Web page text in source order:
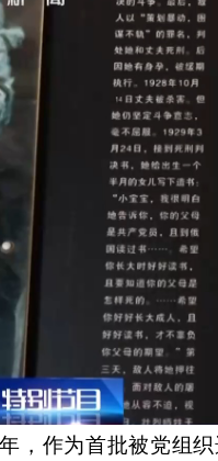
作为首批被党组织